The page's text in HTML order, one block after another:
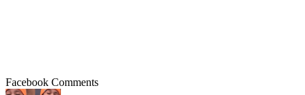
Facebook Comments